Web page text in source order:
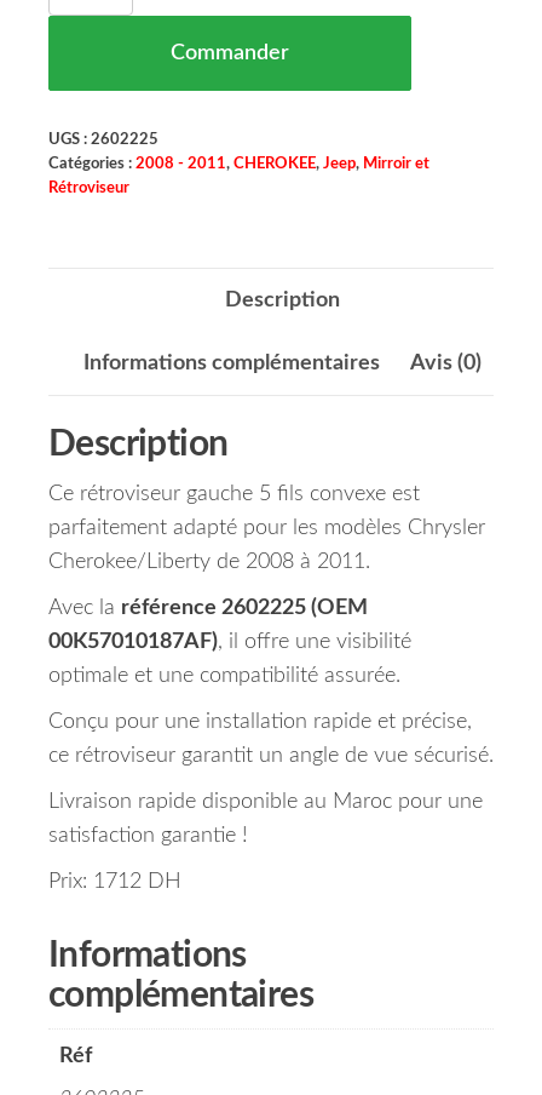
Commander
UGS : 2602225
Catégories : 2008 - 2011, CHEROKEE, Jeep, Mirroir et
Rétroviseur
Description
Informations complémentaires Avis (0)
Description
Ce rétroviseur gauche 5 fils convexe est
parfaitement adapté pour les modèles Chrysler
Cherokee/Liberty de 2008 à 2011.
Avec la référence 2602225 (OEM
00K57010187AF), il offre une visibilité
optimale et une compatibilité assurée.
Conçu pour une installation rapide et précise,
ce rétroviseur garantit un angle de vue sécurisé.
Livraison rapide disponible au Maroc pour une
satisfaction garantie !
Prix: 1712 DH
Informations
complémentaires
Réf